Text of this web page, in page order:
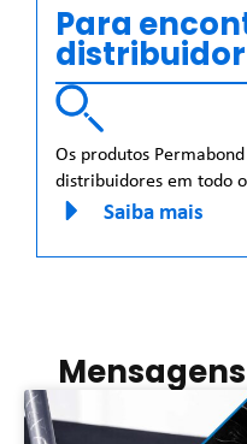
Para
distribuidor
Os produtos
distribuidores em todo
Saiba mais